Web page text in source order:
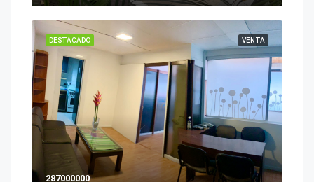
VENTA
DESTACADO
287000000